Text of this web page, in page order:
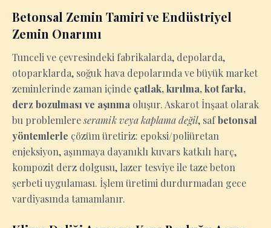
Betonsal Zemin Tamiri ve Endüstriyel
Zemin Onarımı
Tunceli ve çevresindeki fabrikalarda, depolarda,
otoparklarda, soğuk hava depolarında ve büyük market
zeminlerinde zaman içinde çatlak, kırılma, kot farkı,
derz bozulması ve aşınma oluşur. Askarot İnşaat olarak
bu problemlereseramik veya kaplama değil, safbetonsal
yöntemlerle çözüm üretiriz: epoksi/poliüretan
enjeksiyon, aşınmaya dayanıklı kuvars katkılı harç,
kompozit derz dolgusu, lazer tesviye ile taze beton
şerbeti uygulaması. İşlem üretimi durdurmadan gece
vardiyasında tamamlanır.